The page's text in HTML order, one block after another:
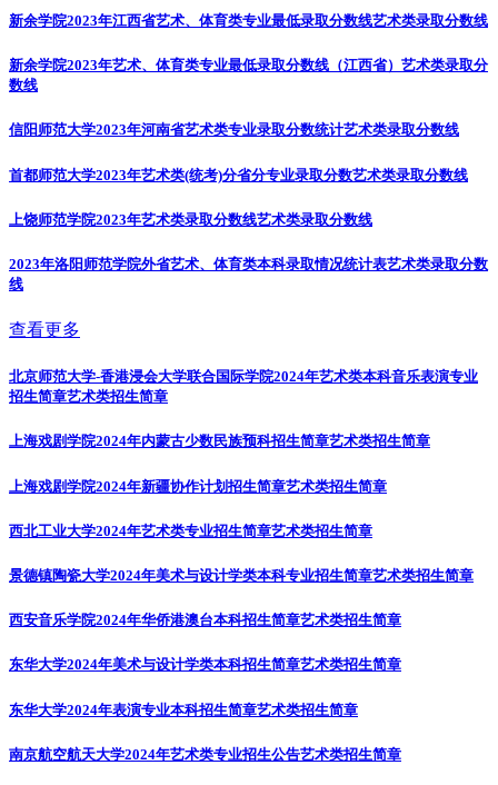
新余学院2023年江西省艺术、体育类专业最低录取分数线艺术类录取分数线
新余学院2023年艺术、体育类专业最低录取分数线（江西省） 艺术类录取分
数线
信阳师范大学2023年河南省艺术类专业录取分数统计艺术类录取分数线
首都师范大学2023年艺术类(统考)分省分专业录取分数艺术类录取分数线
上饶师范学院2023年艺术类录取分数线艺术类录取分数线
2023年洛阳师范学院外省艺术、体育类本科录取情况统计表艺术类录取分数
线
查看更多
北京师范大学-香港浸会大学联合国际学院2024年艺术类本科音乐表演专业
招生简章艺术类招生简章
上海戏剧学院2024年内蒙古少数民族预科招生简章艺术类招生简章
上海戏剧学院2024年新疆协作计划招生简章艺术类招生简章
西北工业大学2024年艺术类专业招生简章艺术类招生简章
景德镇陶瓷大学2024年美术与设计学类本科专业招生简章艺术类招生简章
西安音乐学院2024年华侨港澳台本科招生简章艺术类招生简章
东华大学2024年美术与设计学类本科招生简章艺术类招生简章
东华大学2024年表演专业本科招生简章艺术类招生简章
南京航空航天大学2024年艺术类专业招生公告艺术类招生简章